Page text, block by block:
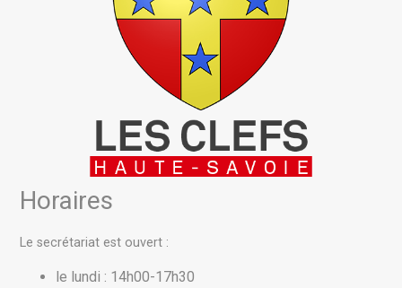
Horaires
Le secrétariat est ouvert :
le lundi : 14h00-17h30